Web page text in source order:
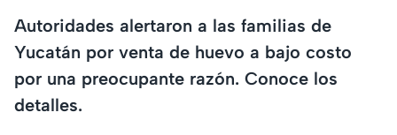
Autoridades alertaron a las familias de
Yucatán por venta de huevo a bajo costo
por una preocupante razón. Conoce los
detalles.